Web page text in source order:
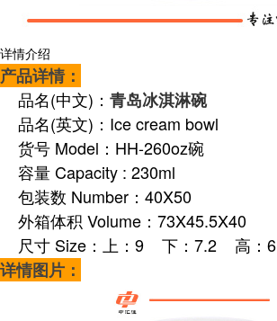
详情介绍
产品详情：
品名(中文)： 青岛冰淇淋碗
品名(英文)：Ice cream bowl
货号 Model：HH-260oz碗
容量 Capacity : 230ml
包装数 Number：40X50
外箱体积 Volume：73X45.5X40
尺寸 Size：上：9 下：7.2 高：6
详情图片：